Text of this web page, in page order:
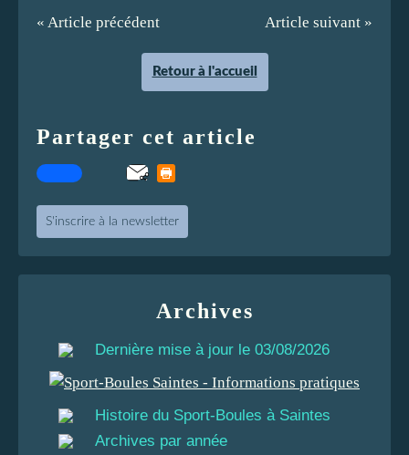
« Article précédent Article suivant »
Retour à l'accueil
Partager cet article
S'inscrire à la newsletter
Archives
Dernière mise à jour le 03/08/2026
Histoire du Sport-Boules à Saintes
Archives par année